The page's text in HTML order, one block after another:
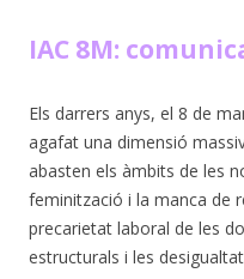
IAC 8M:
Els darrers anys, el 8 de
agafat una dimensió
abasten els àmbits de les
feminització i la manca de
precarietat laboral de les
estructurals i les